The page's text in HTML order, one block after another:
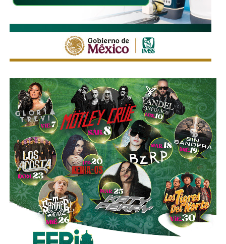
importantes de España
, pero fue acumulando una deuda
que la dejó al borde de la quiebra a mediados de la década
pasada, hasta queel ingeniero Slim inyectó el capital
necesario para salvar a la compañía y convertirse en
su principal accionista. Desde su llegada, se han hecho
con proyectos de la talla de la remodelación delEstadio
del Metro de Nueva York.
El vínculo de Slim con El Realito no se limita a su
participación como socio operador. La propia constructora
de Carlos Slim,Carso Infraestructura y Construcción
(CICSA), fue la que diseñó y construyó físicamente la
presa, bajo un contrato adjudicado en 2008. Así lo
documenta el propio sitio de CICSA, que enlista la obra en
su portafolio de proyectos de agua, junto con reportes de
la revista Expansióny los reportes anuales de Grupo
Carso, que reportan el avance de la construcción en 2008 y
su conclusión en 2012. Es decir:antes de cobrar por
operar el acueducto, Slim ya había cobrado por